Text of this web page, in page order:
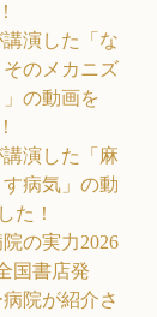
演した「な
のメカニズ
の動画を
演した「麻
病気」の動
た！
の実力2026
国書店発
院が紹介さ